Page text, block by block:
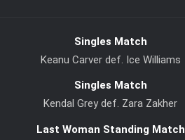
Singles Match
Keanu Carver def. Ice Williams
Singles Match
Kendal Grey def. Zara Zakher
Last Woman Standing Match